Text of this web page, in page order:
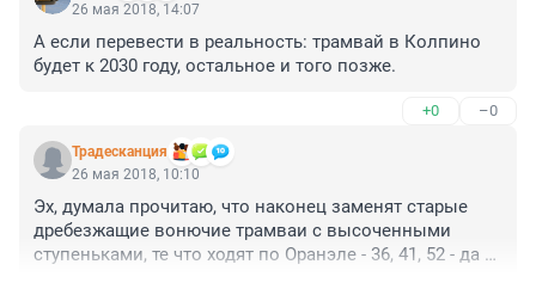
"экономистов" у Витебского? Или они все больше
частными рейсами путешествую.
Этот проект имеет только одну цель - отмыть денег
на очередной стройке века... Т.е. маршрут к метро у
меня пройдет через станцию РЖД "Сосновая
Поляна"? РЖД в доле? Или красноселы должны
пересаживаться на не скоростной 52 трамвай и еще
час пиликать до Автово? Если уж хотели бы что-то
породить, так надо было платформу в Горелово
26 мая 2018, 14:07
А если перевести в реальность: трамвай в Колпино
будет к 2030 году, остальное и того позже.
+0 –0
Традесканция
26 мая 2018, 10:10
Эх, думала прочитаю, что наконец заменят старые
дребезжащие вонючие трамваи с высоченными
ступеньками, те что ходят по Оранэле - 36, 41, 52 - да и